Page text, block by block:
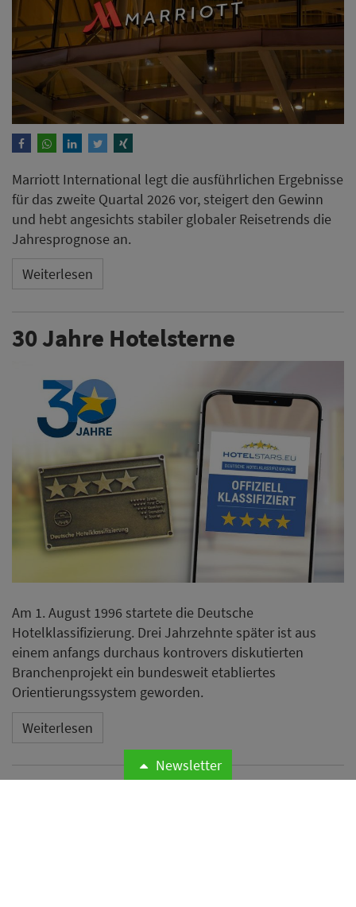
Marriott International legt die ausführlichen Ergebnisse
für das zweite Quartal 2026 vor, steigert den Gewinn
und hebt angesichts stabiler globaler Reisetrends die
Jahresprognose an.
Weiterlesen
30 Jahre Hotelsterne
Am 1. August 1996 startete die Deutsche
Hotelklassifizierung. Drei Jahrzehnte später ist aus
einem anfangs durchaus kontrovers diskutierten
Branchenprojekt ein bundesweit etabliertes
Orientierungssystem geworden.
Weiterlesen
Newsletter